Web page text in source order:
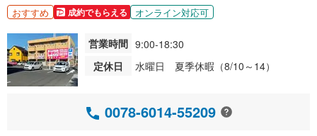
おすすめ 成約でもらえる オンライン対応可
営業時間 9:00-18:30
定休日
水曜日 夏季休暇（8/10～14）
0078-6014-55209